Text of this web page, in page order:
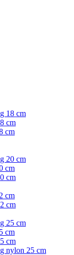
18 cm
cm
cm
20 cm
cm
cm
cm
cm
25 cm
cm
cm
nylon 25 cm